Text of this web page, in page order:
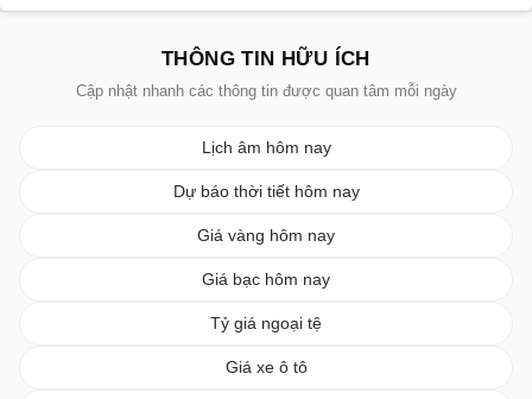
THÔNG TIN HỮU ÍCH
Cập nhật nhanh các thông tin được quan tâm mỗi ngày
Lịch âm hôm nay
Dự báo thời tiết hôm nay
Giá vàng hôm nay
Giá bạc hôm nay
Tỷ giá ngoại tệ
Giá xe ô tô